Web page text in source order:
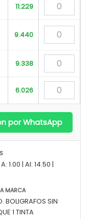
11.229
9.440
9.338
6.026
por WhatsApp
A: 1.00 | Al: 14.50 |
MARCA
BOLIGRAFOS SIN
1 TINTA